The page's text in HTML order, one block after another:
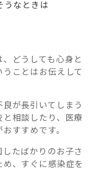
うなときは
どうしても心身と
ことはお伝えして
が長引いてしまう
相談したり、医療
すすめです。
たばかりのお子さ
、すぐに感染症を